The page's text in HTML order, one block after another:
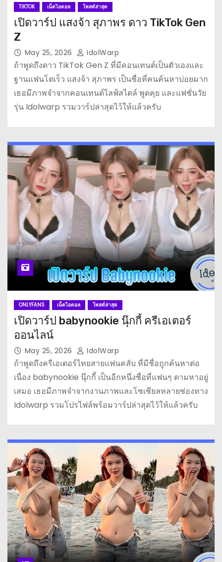
TIKTOK เน็ตไอดอล โพสต์ล่าสุด
เปิดวาร์ป แสงจ้า สุภาพร ดาว TikTok Gen
Z
May 25, 2026 IdolWarp
ถ้าพูดถึงดาว TikTok Gen Z ที่มีคอนเทนต์เป็นตัวเองและ
ฐานแฟนโตเร็ว แสงจ้า สุภาพร เป็นชื่อที่คนค้นหาบ่อยมาก
เธอมีภาพจำจากคอนเทนต์ไลฟ์สไตล์ พูดคุย และแฟชั่นวัย
รุ่น Idolwarp รวมวาร์ปล่าสุดไว้ให้แล้วครับ
ONLYFANS เน็ตไอดอล โพสต์ล่าสุด
เปิดวาร์ป babynookie นุ๊กกี้ ครีเอเตอร์
ออนไลน์
May 25, 2026 IdolWarp
ถ้าพูดถึงครีเอเตอร์ไทยสายแฟนคลับ ที่มีชื่อถูกค้นหาต่อ
เนื่อง babynookie นุ๊กกี้ เป็นอีกหนึ่งชื่อที่แฟนๆ ตามหาอยู่
เสมอ เธอมีภาพจำจากงานภาพและโซเชียลหลายช่องทาง
Idolwarp รวมโปรไฟล์พร้อมวาร์ปล่าสุดไว้ให้แล้วครับ